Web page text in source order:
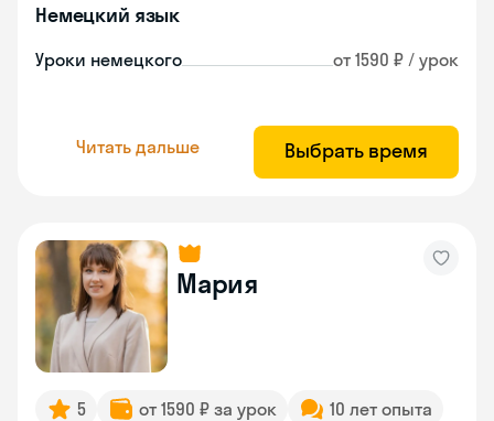
Немецкий язык
Уроки немецкого от 1590 ₽ / урок
Читать дальше Выбрать время
Мария
5 от 1590 ₽ за урок
10 лет опыта